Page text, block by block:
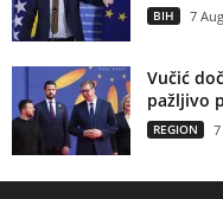
BIH 7
Vučić
pažljivo
REGION